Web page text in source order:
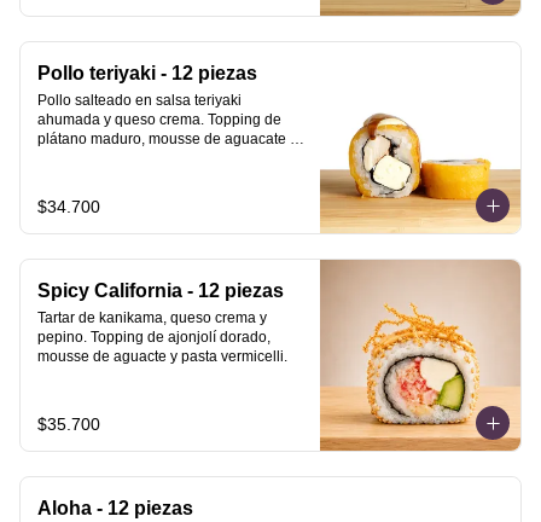
Pollo teriyaki - 12 piezas
Pollo salteado en salsa teriyaki
ahumada y queso crema. Topping de
plátano maduro, mousse de aguacate y
$34.700
Spicy California - 12 piezas
Tartar de kanikama, queso crema y
pepino. Topping de ajonjolí dorado,
mousse de aguacte y pasta vermicelli.
$35.700
Aloha - 12 piezas